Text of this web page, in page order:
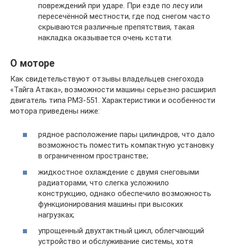
повреждений при ударе. При езде по лесу или
пересечённой местности, где под снегом часто
скрываются различные препятствия, такая
накладка оказывается очень кстати.
О моторе
Как свидетельствуют отзывы владельцев снегохода
«Тайга Атака», возможности машины серьезно расширил
двигатель типа РМЗ-551. Характеристики и особенности
мотора приведены ниже:
рядное расположение пары цилиндров, что дало
возможность поместить компактную установку
в ограниченном пространстве;
жидкостное охлаждение с двумя снеговыми
радиаторами, что слегка усложнило
конструкцию, однако обеспечило возможность
функционирования машины при высоких
нагрузках;
упрощенный двухтактный цикл, облегчающий
устройство и обслуживание системы, хотя